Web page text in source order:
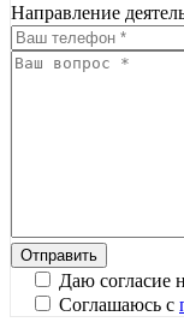
Направление
Даю согласие
Соглашаюсь с